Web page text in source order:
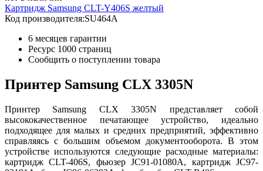
Картридж Samsung CLT-Y406S желтый
Код производителя:SU464A
6 месяцев гарантии
Ресурс 1000 страниц
Сообщить о поступлении товара
Принтер Samsung CLX 3305N
Принтер Samsung CLX 3305N представляет собой
высококачественное печатающее устройство, идеально
подходящее для малых и средних предприятий, эффективно
справляясь с большим объемом документооборота. В этом
устройстве используются следующие расходные материалы:
картридж CLT-406S, фьюзер JC91-01080A, картридж JC97-